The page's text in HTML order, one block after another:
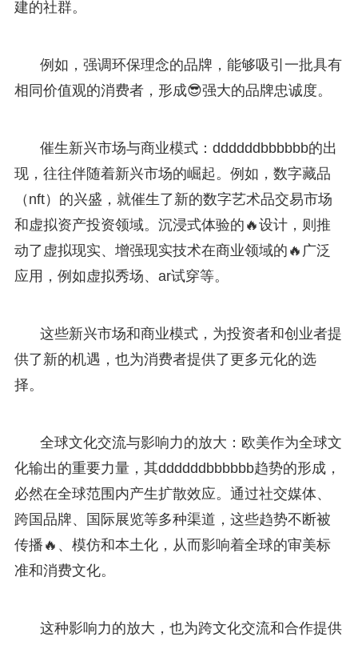
建的社群。
例如，强调环保理念的品牌，能够吸引一批具有
相同价值观的消费者，形成😎强大的品牌忠诚度。
催生新兴市场与商业模式：ddddddbbbbbb的出
现，往往伴随着新兴市场的崛起。例如，数字藏品
（nft）的兴盛，就催生了新的数字艺术品交易市场
和虚拟资产投资领域。沉浸式体验的🔥设计，则推
动了虚拟现实、增强现实技术在商业领域的🔥广泛
应用，例如虚拟秀场、ar试穿等。
这些新兴市场和商业模式，为投资者和创业者提
供了新的机遇，也为消费者提供了更多元化的选
择。
全球文化交流与影响力的放大：欧美作为全球文
化输出的重要力量，其ddddddbbbbbb趋势的形成，
必然在全球范围内产生扩散效应。通过社交媒体、
跨国品牌、国际展览等多种渠道，这些趋势不断被
传播🔥、模仿和本土化，从而影响着全球的审美标
准和消费文化。
这种影响力的放大，也为跨文化交流和合作提供